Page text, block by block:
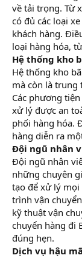
về tải trọng. Từ
có đủ các loại
khách hàng.
loại hàng hóa,
Hệ thống kho
Hệ thống kho
mà còn là trung
Các phương
xử lý được an
phối hàng hóa.
hàng diễn ra
Đội ngũ nhân
Đội ngũ nhân
những chuyên
tạo để xử lý
trình vận
kỹ thuật vận
chuyển hàng đi
đúng hẹn.
Dịch vụ hậu